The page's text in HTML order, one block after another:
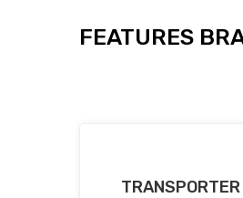
FEATURES